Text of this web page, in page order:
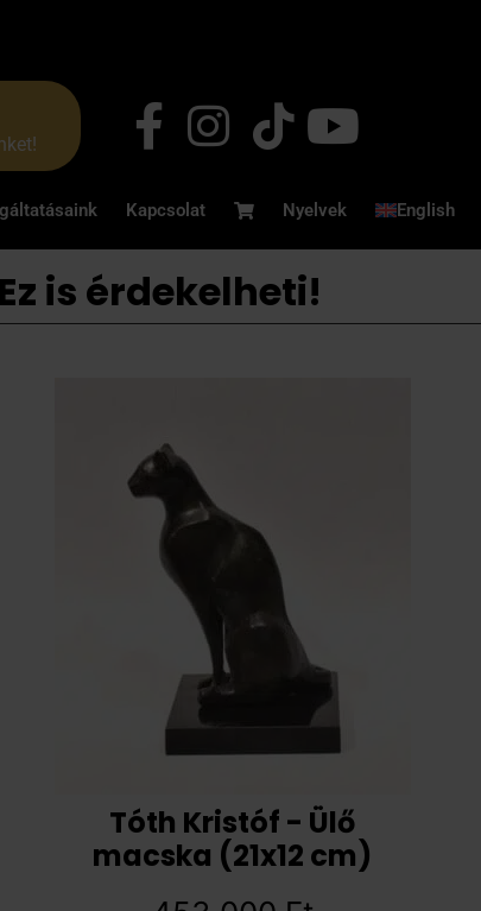
Kapcsolat Nyelvek English
Ez is érdekelheti!
Tóth Kristóf - Ülő
macska (21x12 cm)